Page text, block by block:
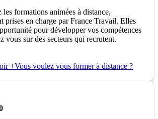
les formations animées à distance,
prises en charge par France Travail. Elles
pour développer vos compétences
vous sur des secteurs qui recrutent.
+Vous voulez vous former à distance ?